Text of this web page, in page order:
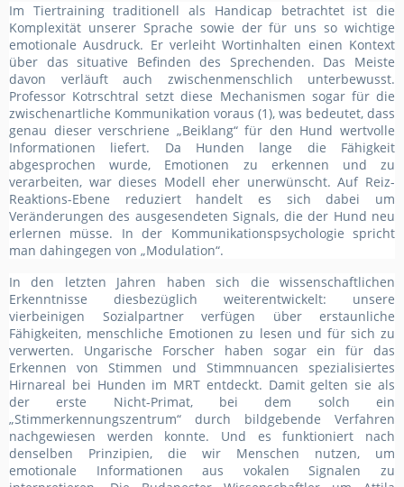
Im Tiertraining traditionell als Handicap betrachtet ist die
Komplexität unserer Sprache sowie der für uns so wichtige
emotionale Ausdruck. Er verleiht Wortinhalten einen Kontext
über das situative Befinden des Sprechenden. Das Meiste
davon verläuft auch zwischenmenschlich unterbewusst.
Professor Kotrschtral setzt diese Mechanismen sogar für die
zwischenartliche Kommunikation voraus (1), was bedeutet, dass
genau dieser verschriene „Beiklang“ für den Hund wertvolle
Informationen liefert. Da Hunden lange die Fähigkeit
abgesprochen wurde, Emotionen zu erkennen und zu
verarbeiten, war dieses Modell eher unerwünscht. Auf Reiz-
Reaktions-Ebene reduziert handelt es sich dabei um
Veränderungen des ausgesendeten Signals, die der Hund neu
erlernen müsse. In der Kommunikationspsychologie spricht
man dahingegen von „Modulation“.
In den letzten Jahren haben sich die wissenschaftlichen
Erkenntnisse diesbezüglich weiterentwickelt: unsere
vierbeinigen Sozialpartner verfügen über erstaunliche
Fähigkeiten, menschliche Emotionen zu lesen und für sich zu
verwerten. Ungarische Forscher haben sogar ein für das
Erkennen von Stimmen und Stimmnuancen spezialisiertes
Hirnareal bei Hunden im MRT entdeckt. Damit gelten sie als
der erste Nicht-Primat, bei dem solch ein
„Stimmerkennungszentrum“ durch bildgebende Verfahren
nachgewiesen werden konnte. Und es funktioniert nach
denselben Prinzipien, die wir Menschen nutzen, um
emotionale Informationen aus vokalen Signalen zu